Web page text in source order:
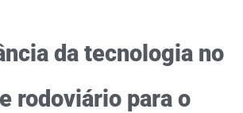
da tecnologia no
rodoviário para o